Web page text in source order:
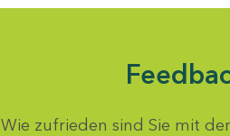
Wie zufrieden sind Sie mit